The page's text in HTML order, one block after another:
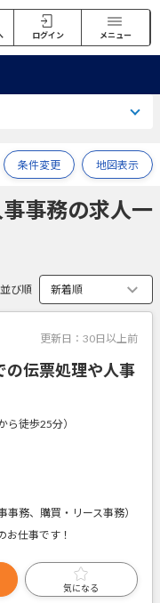
ログイン メニュー
条件変更 地図表示
事務の求人一
並び順
更新日： 30日以上前
の伝票処理や人事
ら徒歩25分）
務、購買・リース事務）
お仕事です！
気になる